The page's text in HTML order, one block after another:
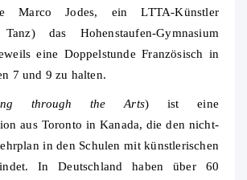
Marco Jodes, ein LTTA-Künstler
das Hohenstaufen-Gymnasium
eine Doppelstunde Französisch in
7 und 9 zu halten.
through the Arts) ist eine
aus Toronto in Kanada, die den nicht-
in den Schulen mit künstlerischen
In Deutschland haben über 60